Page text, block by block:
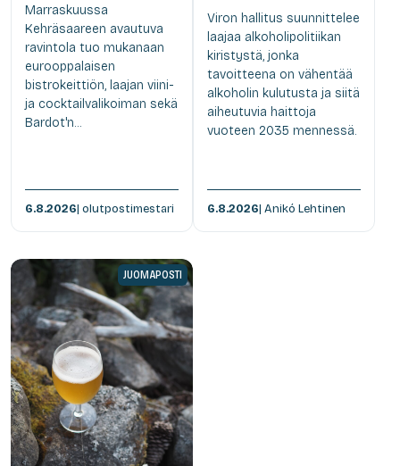
Marraskuussa
Kehräsaareen avautuva
ravintola tuo mukanaan
eurooppalaisen
bistrokeittiön, laajan viini-
ja cocktailvalikoiman sekä
Bardot'n...
6.8.2026| olutpostimestari
Viron hallitus suunnittelee
laajaa alkoholipolitiikan
kiristystä, jonka
tavoitteena on vähentää
alkoholin kulutusta ja siitä
aiheutuvia haittoja
vuoteen 2035 mennessä.
6.8.2026| Anikó Lehtinen
JUOMAPOSTI